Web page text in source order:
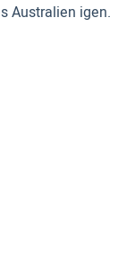
Australien igen.